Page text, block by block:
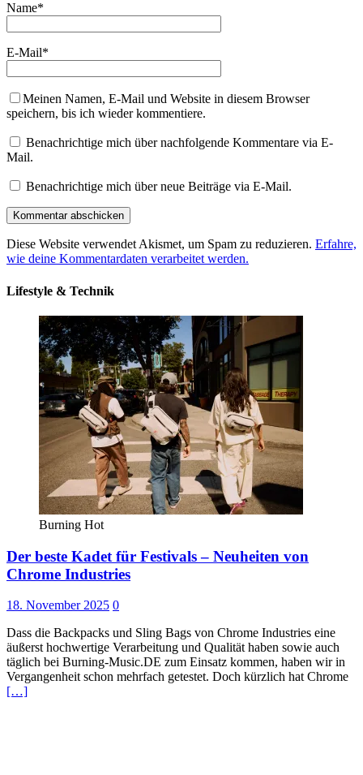
Name*
E-Mail*
Meinen Namen, E-Mail und Website in diesem Browser
speichern, bis ich wieder kommentiere.
Benachrichtige mich über nachfolgende Kommentare via E-
Mail.
Benachrichtige mich über neue Beiträge via E-Mail.
Diese Website verwendet Akismet, um Spam zu reduzieren. Erfahre,
wie deine Kommentardaten verarbeitet werden.
Lifestyle & Technik
Burning Hot
Der beste Kadet für Festivals – Neuheiten von
Chrome Industries
18. November 2025 0
Dass die Backpacks und Sling Bags von Chrome Industries eine
äußerst hochwertige Verarbeitung und Qualität haben sowie auch
täglich bei Burning-Music.DE zum Einsatz kommen, haben wir in
Vergangenheit schon mehrfach getestet. Doch kürzlich hat Chrome
[…]